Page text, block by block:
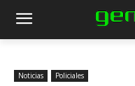
Noticias Policiales